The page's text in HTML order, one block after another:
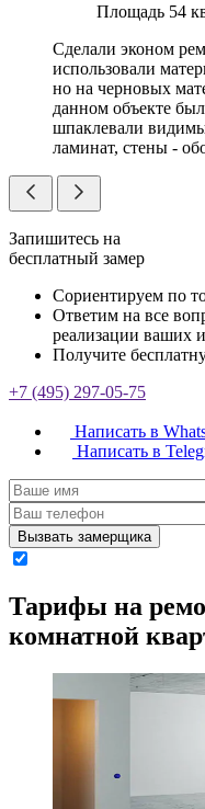
Площадь 54
Сделали эконом
использовали
но на черновых
данном объекте
шпаклевали
ламинат, стены -
Запишитесь на
бесплатный замер
Сориентируем по
Ответим на все
реализации ваших
Получите
+7 (495) 297-05-75
Написать в
Написать в
Вызвать замерщика
Тарифы на
комнатной